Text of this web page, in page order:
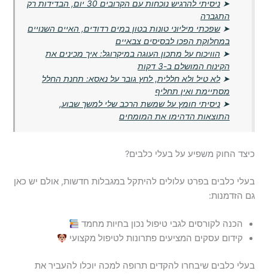
➤
ניסיתי להרגיש נוכחות עם הקרובים 30 יום, הבדידות רק
התגברה
➤שפכתי מיליוני טונות בטון במים רדודים, האיים השנויים
במחלוקת הפכו לבסיסים צבאיים
➤ הוויכוח על מתכון העוגה במיקרוגל: איך מכינים את
הקינוח המושלם ב-3 דקות
➤לא טיל ולא חללית, לחץ גובר על נאסא: תחנת החלל
מסתיימת ואין תחליף
➤ניסיתי חומץ על שמשת הרכב שלי למשך שבוע,
התוצאות הדהימו את המומחים
כיצד החוק משפיע על בעלי כלבים?
בעלי כלבים בפרט עלולים להיתקל במגבלות חדשות, אולם יש כאן
גם הזדמנות:
הכנה לקורסים לגבי טיפול נכון בחיות מחמד
קידום עסקים המציעים פתרונות לטיפול מקצועי
בעלי כלבים שיבחרו להקדים תרופה למכה יוכלו להעביר את